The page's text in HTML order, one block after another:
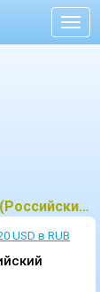
Сколько стоит 20 USD (Доллар) для RUB (Российский Рубль)?
USD в RUB